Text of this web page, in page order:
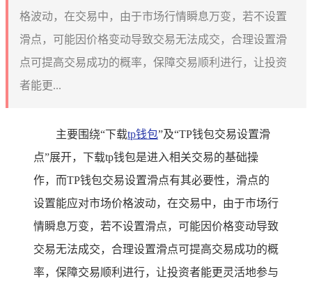
格波动，在交易中，由于市场行情瞬息万变，若不设置
滑点，可能因价格变动导致交易无法成交，合理设置滑
点可提高交易成功的概率，保障交易顺利进行，让投资
者能更...
主要围绕“下载tp钱包”及“TP钱包交易设置滑
点”展开，下载tp钱包是进入相关交易的基础操
作，而TP钱包交易设置滑点有其必要性，滑点的
设置能应对市场价格波动，在交易中，由于市场行
情瞬息万变，若不设置滑点，可能因价格变动导致
交易无法成交，合理设置滑点可提高交易成功的概
率，保障交易顺利进行，让投资者能更灵活地参与